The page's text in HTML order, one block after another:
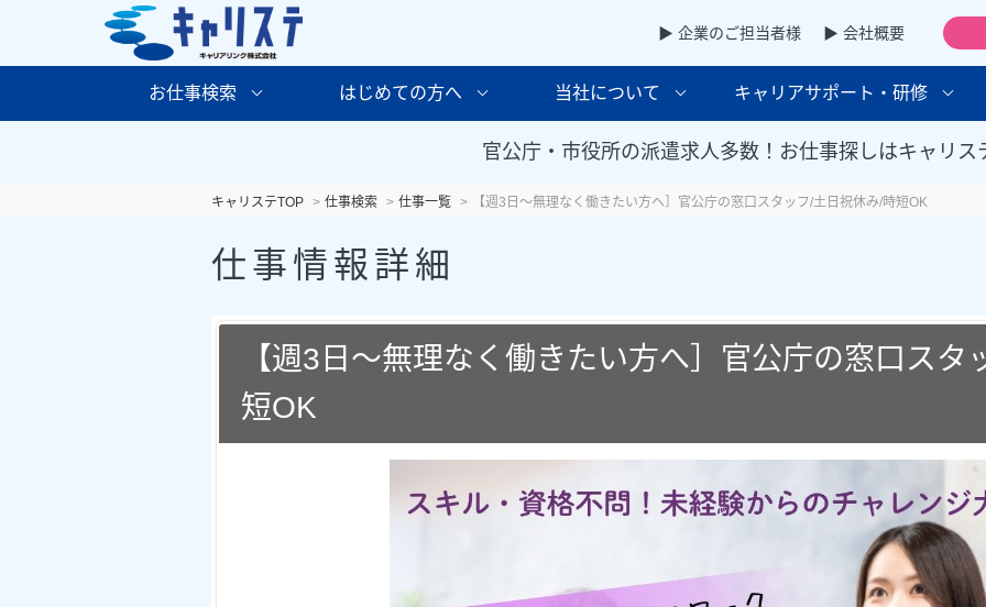
▶ 企業のご担当者様 ▶ 会社概要
お仕事検索 はじめての方へ 当社について キャリアサポート・研修
官公庁・市役所の派遣求人多数！お仕事探しはキャリス
キャリステTOP 仕事検索 仕事一覧 【週3日～無理なく働きたい方へ］官公庁の窓口スタッフ/土日祝休み/時短OK
仕事情報詳細
【週3日～無理なく働きたい方へ］官公庁の窓口スタ
短OK